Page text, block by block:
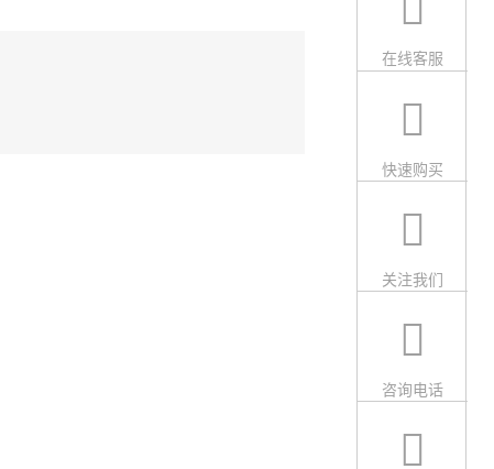
在线客服
快速购买
关注我们
咨询电话